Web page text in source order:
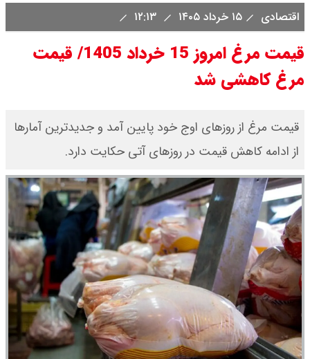
اقتصادی ۱۵ خرداد ۱۴۰۵
قیمت مرغ امروز 15 خرداد 1405/ قیمت
مرغ کاهشی شد
قیمت مرغ از روزهای اوج خود پایین آمد و جدیدترین آمارها
از ادامه کاهش قیمت در روزهای آتی حکایت دارد.